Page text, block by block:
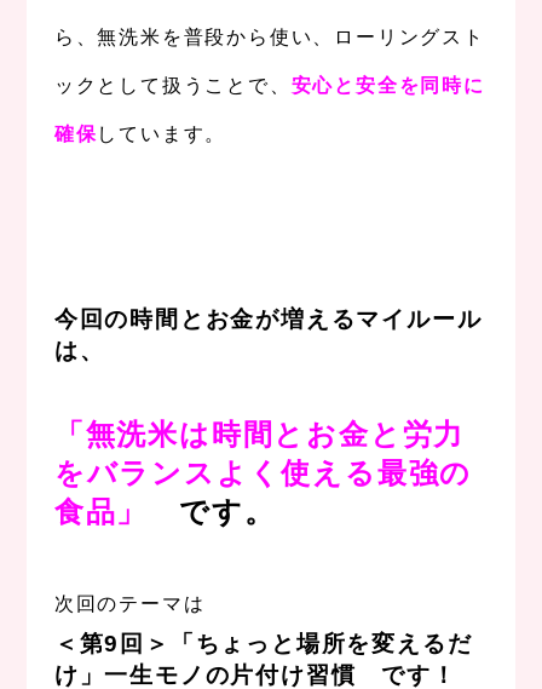
ら、無洗米を普段から使い、ローリングスト
ックとして扱うことで、 安心と安全を同時に
確保 しています。
今回の時間とお金が増えるマイルール
は、
「無洗米は時間とお金と労力
をバランスよく使える最強の
食品」
です。
次回のテーマは
＜ 第9回 ＞
「ちょっと場所を変えるだ
け」一生モノの片付け習慣
です！